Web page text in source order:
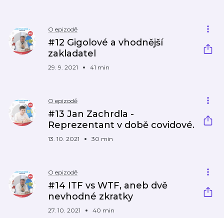
O epizodě
#12 Gigolové a vhodnější
zakladatel
29. 9. 2021 41 min
O epizodě
#13 Jan Zachrdla -
Reprezentant v době covidové.
13. 10. 2021 30 min
O epizodě
#14 ITF vs WTF, aneb dvě
nevhodné zkratky
27. 10. 2021 40 min